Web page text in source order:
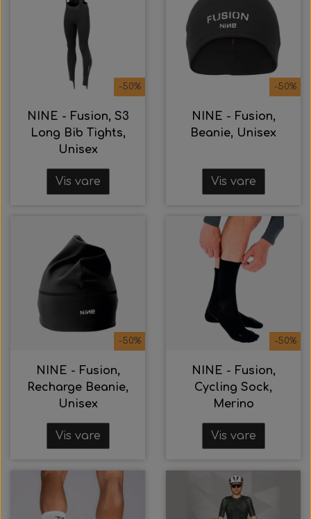
-50%
NINE - Fusion, S3
Long Bib Tights,
Unisex
Vis vare
-50%
NINE - Fusion,
Beanie, Unisex
Vis vare
-50%
NINE - Fusion,
Recharge Beanie,
Unisex
Vis vare
-50%
NINE - Fusion,
Cycling Sock,
Merino
Vis vare